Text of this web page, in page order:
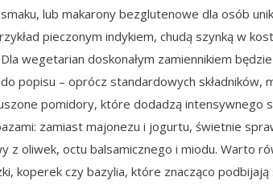
lub makarony bezglutenowe dla osób
pieczonym indykiem, chudą szynką w
wegetarian doskonałym zamiennikiem
popisu – oprócz standardowych składników,
pomidory, które dodadzą intensywnego
zamiast majonezu i jogurtu, świetnie
z oliwek, octu balsamicznego i miodu. Warto
koperek czy bazylia, które znacząco